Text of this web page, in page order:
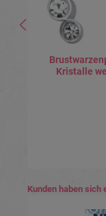
Kristalle
Produktgalerie
Kunden haben sich